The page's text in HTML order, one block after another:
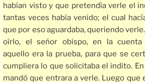
habían visto y que pretendía verle el
tantas veces había venido; el cual
que por eso aguardaba, queriendo
oírlo, el señor obispo, en la
aquello era la prueba, para que se
cumpliera lo que solicitaba el indito.
mandó que entrara a verle. Luego que